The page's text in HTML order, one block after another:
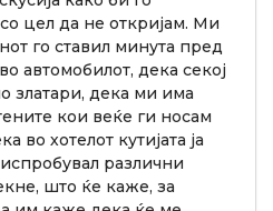
цел да не откријам. Ми
го ставил минута пред
автомобилот, дека секој
златари, дека ми има
кои веќе ги носам
во хотелот кутијата ја
различни
што ќе каже, за